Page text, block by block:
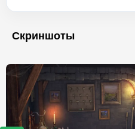
Скриншоты